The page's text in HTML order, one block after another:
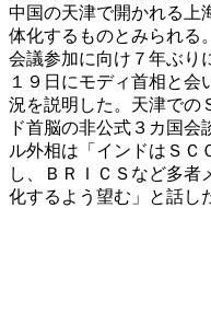
中国の天津で開かれる上
体化するものとみられる
会議参加に向け７年ぶり
１９日にモディ首相と会
況を説明した。天津での
ド首脳の非公式３カ国会
ル外相は「インドはＳＣ
し、ＢＲＩＣＳなど多者
化するよう望む」と話し